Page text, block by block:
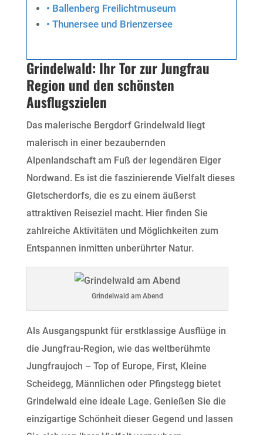
Ballenberg Freilichtmuseum
Thunersee und Brienzersee
Grindelwald: Ihr Tor zur Jungfrau
Region und den schönsten
Ausflugszielen
Das malerische Bergdorf Grindelwald liegt
malerisch in einer bezaubernden
Alpenlandschaft am Fuß der legendären Eiger
Nordwand. Es ist die faszinierende Vielfalt dieses
Gletscherdorfs, die es zu einem äußerst
attraktiven Reiseziel macht. Hier finden Sie
zahlreiche Aktivitäten und Möglichkeiten zum
Entspannen inmitten unberührter Natur.
Grindelwald am Abend
Als Ausgangspunkt für erstklassige Ausflüge in
die Jungfrau-Region, wie das weltberühmte
Jungfraujoch – Top of Europe, First, Kleine
Scheidegg, Männlichen oder Pfingstegg bietet
Grindelwald eine ideale Lage. Genießen Sie die
einzigartige Schönheit dieser Gegend und lassen